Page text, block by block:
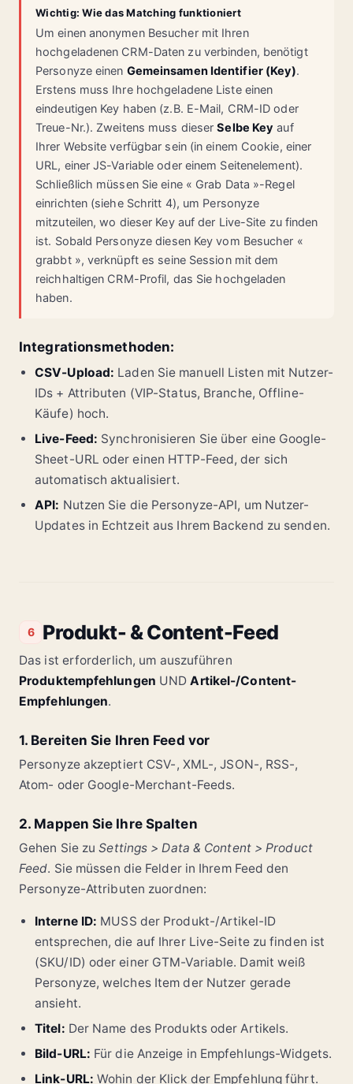
Wichtig: Wie das Matching funktioniert
Um einen anonymen Besucher mit Ihren
hochgeladenen CRM-Daten zu verbinden, benötigt
Personyze einen Gemeinsamen Identifier (Key).
Erstens muss Ihre hochgeladene Liste einen
eindeutigen Key haben (z.B. E-Mail, CRM-ID oder
Treue-Nr.). Zweitens muss dieserSelbe Key auf
Ihrer Website verfügbar sein (in einem Cookie, einer
URL, einer JS-Variable oder einem Seitenelement).
Schließlich müssen Sie eine « Grab Data »-Regel
einrichten (siehe Schritt 4), um Personyze
mitzuteilen, wo dieser Key auf der Live-Site zu finden
ist. Sobald Personyze diesen Key vom Besucher «
grabbt », verknüpft es seine Session mit dem
reichhaltigen CRM-Profil, das Sie hochgeladen
haben.
Integrationsmethoden:
CSV-Upload: Laden Sie manuell Listen mit Nutzer-
IDs + Attributen (VIP-Status, Branche, Offline-
Käufe) hoch.
Live-Feed: Synchronisieren Sie über eine Google-
Sheet-URL oder einen HTTP-Feed, der sich
automatisch aktualisiert.
API: Nutzen Sie die Personyze-API, um Nutzer-
Updates in Echtzeit aus Ihrem Backend zu senden.
6 Produkt- & Content-Feed
Das ist erforderlich, um auszuführen
Produktempfehlungen UNDArtikel-/Content-
Empfehlungen.
1. Bereiten Sie Ihren Feed vor
Personyze akzeptiert CSV-, XML-, JSON-, RSS-,
Atom- oder Google-Merchant-Feeds.
2. Mappen Sie Ihre Spalten
Gehen Sie zuSettings > Data & Content > Product
Feed. Sie müssen die Felder in Ihrem Feed den
Personyze-Attributen zuordnen:
Interne ID: MUSS der Produkt-/Artikel-ID
entsprechen, die auf Ihrer Live-Seite zu finden ist
(SKU/ID) oder einer GTM-Variable. Damit weiß
Personyze, welches Item der Nutzer gerade
ansieht.
Titel: Der Name des Produkts oder Artikels.
Bild-URL: Für die Anzeige in Empfehlungs-Widgets.
Link-URL: Wohin der Klick der Empfehlung führt.